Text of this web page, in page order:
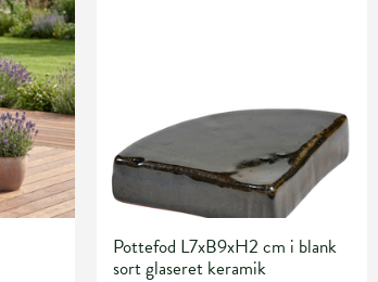
Pottefod L7xB9xH2 cm i blank
sort glaseret keramik